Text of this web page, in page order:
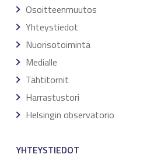
Osoitteenmuutos
Yhteystiedot
Nuorisotoiminta
Medialle
Tähtitornit
Harrastustori
Helsingin observatorio
YHTEYSTIEDOT